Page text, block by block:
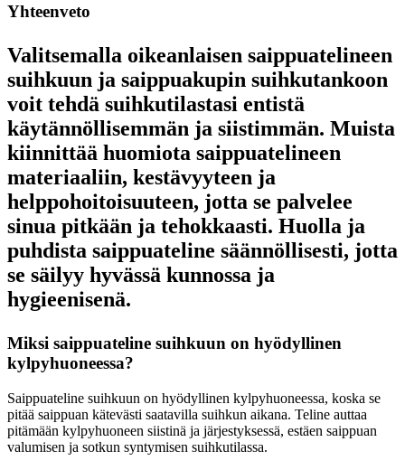
Yhteenveto
Valitsemalla oikeanlaisen saippuatelineen
suihkuun ja saippuakupin suihkutankoon
voit tehdä suihkutilastasi entistä
käytännöllisemmän ja siistimmän. Muista
kiinnittää huomiota saippuatelineen
materiaaliin, kestävyyteen ja
helppohoitoisuuteen, jotta se palvelee
sinua pitkään ja tehokkaasti. Huolla ja
puhdista saippuateline säännöllisesti, jotta
se säilyy hyvässä kunnossa ja
hygieenisenä.
Miksi saippuateline suihkuun on hyödyllinen
kylpyhuoneessa?
Saippuateline suihkuun on hyödyllinen kylpyhuoneessa, koska se
pitää saippuan kätevästi saatavilla suihkun aikana. Teline auttaa
pitämään kylpyhuoneen siistinä ja järjestyksessä, estäen saippuan
valumisen ja sotkun syntymisen suihkutilassa.